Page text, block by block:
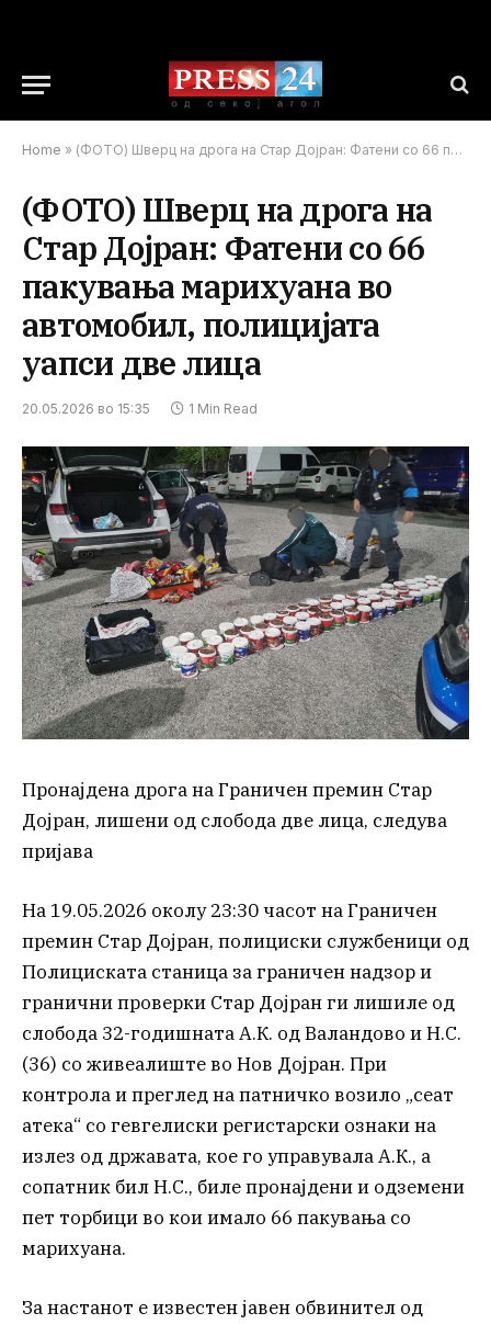
Home » (ФОТО) Шверц на дрога на Стар Дојран: Фатени со 66 пакувања марихуана во автомобил, полицијата уапси две лица
(ФОТО) Шверц на дрога на
Стар Дојран: Фатени со 66
пакувања марихуана во
автомобил, полицијата
уапси две лица
20.05.2026 во 15:35 1 Min Read
Пронајдена дрога на Граничен премин Стар
Дојран, лишени од слобода две лица, следува
пријава
На 19.05.2026 околу 23:30 часот на Граничен
премин Стар Дојран, полициски службеници од
Полициската станица за граничен надзор и
гранични проверки Стар Дојран ги лишиле од
слобода 32-годишната А.К. од Валандово и Н.С.
(36) со живеалиште во Нов Дојран. При
контрола и преглед на патничко возило „сеат
атека“ со гевгелиски регистарски ознаки на
излез од државата, кое го управувала А.К., а
сопатник бил Н.С., биле пронајдени и одземени
пет торбици во кои имало 66 пакувања со
марихуана.
За настанот е известен јавен обвинител од